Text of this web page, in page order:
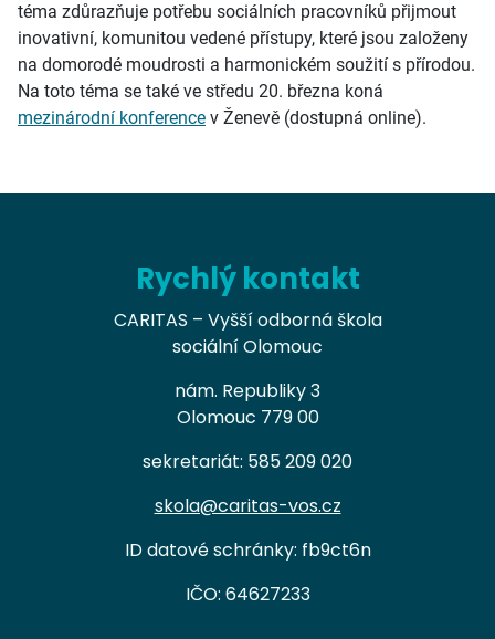
téma zdůrazňuje potřebu sociálních pracovníků přijmout
inovativní, komunitou vedené přístupy, které jsou založeny
na domorodé moudrosti a harmonickém soužití s ​​přírodou.
Na toto téma se také ve středu 20. března koná
mezinárodní konference v Ženevě (dostupná online).
Rychlý kontakt
CARITAS – Vyšší odborná škola
sociální Olomouc
nám. Republiky 3
Olomouc 779 00
sekretariát: 585 209 020
skola@caritas-vos.cz
ID datové schránky: fb9ct6n
IČO: 64627233